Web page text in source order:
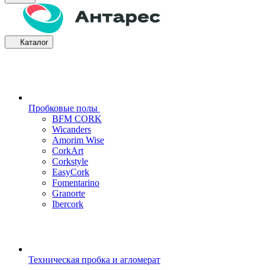
Каталог
Пробковые полы
BFM CORK
Wicanders
Amorim Wise
CorkArt
Corkstyle
EasyCork
Fomentarino
Granorte
Ibercork
Техническая пробка и агломерат